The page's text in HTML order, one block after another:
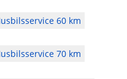
60 km
70 km